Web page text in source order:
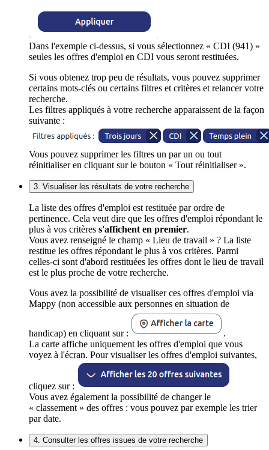
Dans l'exemple ci-dessus, si vous sélectionnez « CDI (941) »
seules les offres d'emploi en CDI vous seront restituées.
Si vous obtenez trop peu de résultats, vous pouvez supprimer
certains mots-clés ou certains filtres et critères et relancer votre
recherche.
Les filtres appliqués à votre recherche apparaissent de la façon
suivante :
Vous pouvez supprimer les filtres un par un ou tout
réinitialiser en cliquant sur le bouton « Tout réinitialiser ».
3. Visualiser les résultats de votre recherche
La liste des offres d'emploi est restituée par ordre de
pertinence. Cela veut dire que les offres d'emploi répondant le
plus à vos critères s'affichent en premier.
Vous avez renseigné le champ « Lieu de travail » ? La liste
restitue les offres répondant le plus à vos critères. Parmi
celles-ci sont d'abord restituées les offres dont le lieu de travail
est le plus proche de votre recherche.
Vous avez la possibilité de visualiser ces offres d'emploi via
Mappy (non accessible aux personnes en situation de
handicap) en cliquant sur :
.
La carte affiche uniquement les offres d'emploi que vous
voyez à l'écran. Pour visualiser les offres d'emploi suivantes,
cliquez sur :
Vous avez également la possibilité de changer le
« classement » des offres : vous pouvez par exemple les trier
par date.
4. Consulter les offres issues de votre recherche